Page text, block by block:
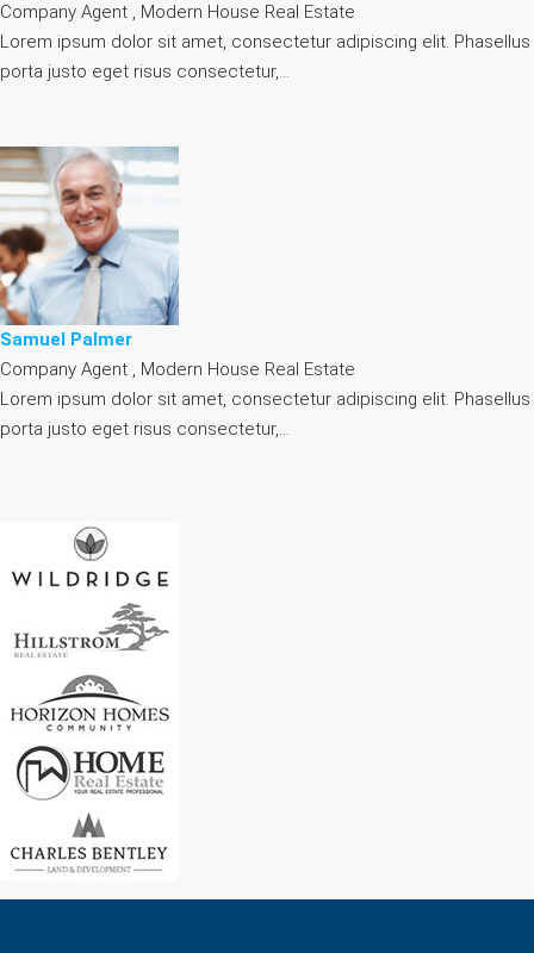
Company Agent , Modern House Real Estate
Lorem ipsum dolor sit amet, consectetur adipiscing elit. Phasellus
porta justo eget risus consectetur,…
Samuel Palmer
Company Agent , Modern House Real Estate
Lorem ipsum dolor sit amet, consectetur adipiscing elit. Phasellus
porta justo eget risus consectetur,…